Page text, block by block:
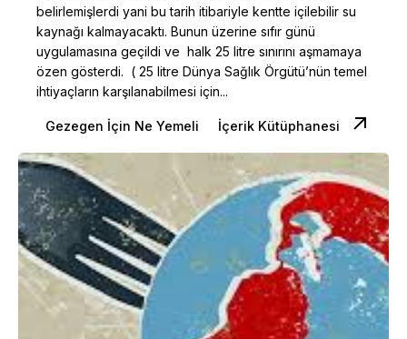
belirlemişlerdi yani bu tarih itibariyle kentte içilebilir su
kaynağı kalmayacaktı. Bunun üzerine sıfır günü
uygulamasına geçildi ve halk 25 litre sınırını aşmamaya
özen gösterdi. ( 25 litre Dünya Sağlık Örgütü’nün temel
ihtiyaçların karşılanabilmesi için...
Gezegen İçin Ne Yemeli İçerik Kütüphanesi
Posted by
Dilara Koçak